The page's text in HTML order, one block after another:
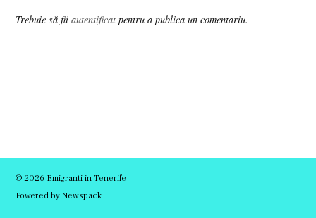
Trebuie să fiiautentificat pentru a publica un comentariu.
© 2026 Emigranti in Tenerife
Powered by Newspack